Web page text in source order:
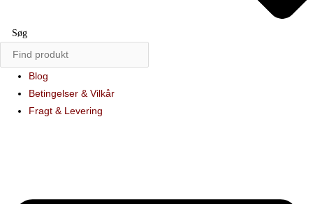
Søg
Blog
Betingelser & Vilkår
Fragt & Levering